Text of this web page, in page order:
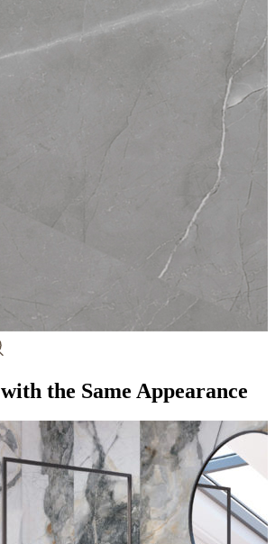
with the Same Appearance